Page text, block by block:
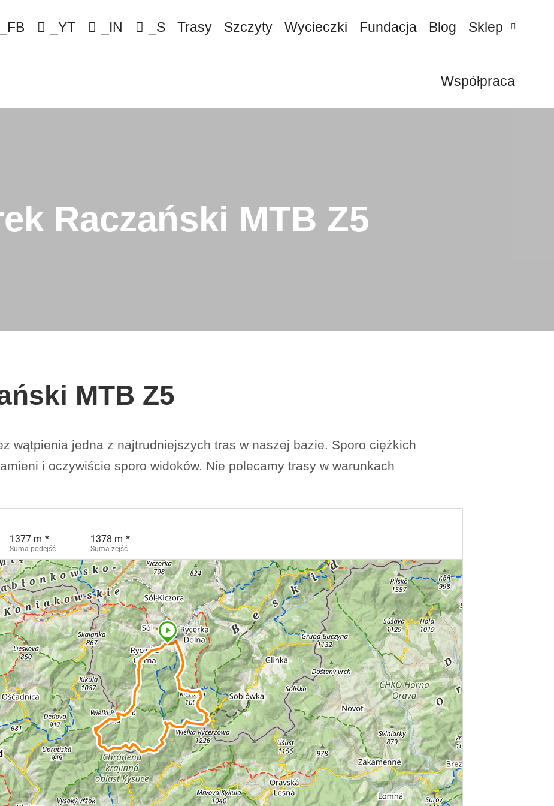
_FB _YT _IN _S Trasy Szczyty Wycieczki Fundacja Blog Sklep
Współpraca
Raczański MTB Z5
MTB Z5
wątpienia jedna z najtrudniejszych tras w naszej bazie. Sporo ciężkich
i oczywiście sporo widoków. Nie polecamy trasy w warunkach